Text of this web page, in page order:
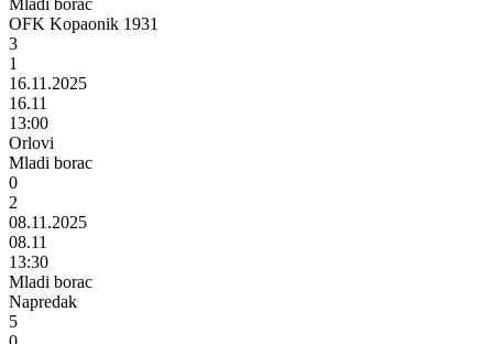
OFK Kopaonik 1931
3
1
16.11.2025
16.11
13:00
Orlovi
Mladi borac
0
2
08.11.2025
08.11
13:30
Mladi borac
Napredak
5